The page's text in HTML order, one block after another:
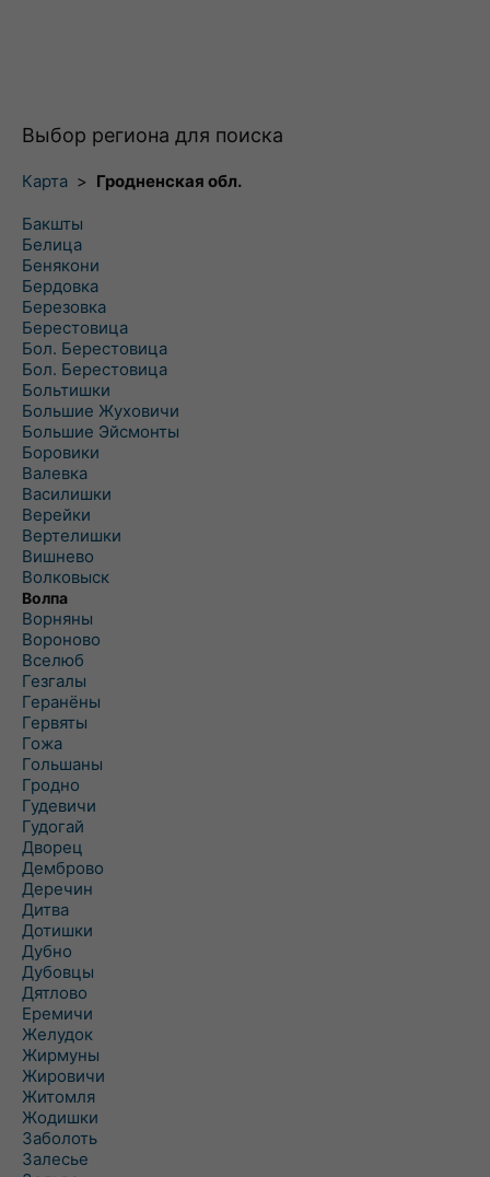
Выбор региона для поиска
Карта > Гродненская обл.
Бакшты
Белица
Бенякони
Бердовка
Березовка
Берестовица
Бол. Берестовица
Бол. Берестовица
Больтишки
Большие Жуховичи
Большие Эйсмонты
Боровики
Валевка
Василишки
Верейки
Вертелишки
Вишнево
Волковыск
Волпа
Ворняны
Вороново
Вселюб
Гезгалы
Геранёны
Гервяты
Гожа
Гольшаны
Гродно
Гудевичи
Гудогай
Дворец
Демброво
Деречин
Дитва
Дотишки
Дубно
Дубовцы
Дятлово
Еремичи
Желудок
Жирмуны
Жировичи
Житомля
Жодишки
Заболоть
Залесье